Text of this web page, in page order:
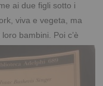
ai due figli sotto i
viva e vegeta, ma
bambini. Poi c’è